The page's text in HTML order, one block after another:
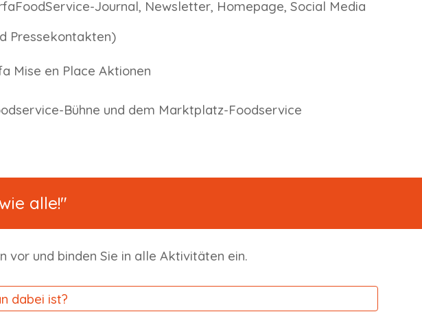
Journal, Newsletter, Homepage, Social Media
Pressekontakten)
Mise en Place Aktionen
Bühne und dem Marktplatz-Foodservice
alle!"
vor und binden Sie in alle Aktivitäten ein.
dabei ist?